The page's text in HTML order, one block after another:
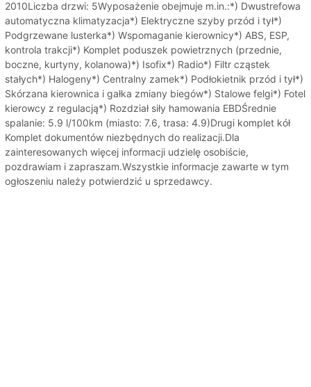
2010Liczba drzwi: 5Wyposażenie obejmuje m.in.:*) Dwustrefowa
automatyczna klimatyzacja*) Elektryczne szyby przód i tył*)
Podgrzewane lusterka*) Wspomaganie kierownicy*) ABS, ESP,
kontrola trakcji*) Komplet poduszek powietrznych (przednie,
boczne, kurtyny, kolanowa)*) Isofix*) Radio*) Filtr cząstek
stałych*) Halogeny*) Centralny zamek*) Podłokietnik przód i tył*)
Skórzana kierownica i gałka zmiany biegów*) Stalowe felgi*) Fotel
kierowcy z regulacją*) Rozdział siły hamowania EBDŚrednie
spalanie: 5.9 l/100km (miasto: 7.6, trasa: 4.9)Drugi komplet kół
Komplet dokumentów niezbędnych do realizacji.Dla
zainteresowanych więcej informacji udzielę osobiście,
pozdrawiam i zapraszam.Wszystkie informacje zawarte w tym
ogłoszeniu należy potwierdzić u sprzedawcy.